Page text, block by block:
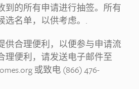
到的所有申请进行抽签。所有
选名单，以供考虑。.
供合理便利，以便参与申请流
理便利，请发送电子邮件至
或致电 (866) 476-